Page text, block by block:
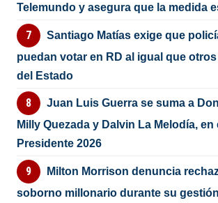
Telemundo y asegura que la medida
Santiago Matías exige que
puedan votar en RD al igual que
del Estado
Juan Luis Guerra se suma a
Milly Quezada y Dalvin La Melodía, en
Presidente 2026
Milton Morrison denuncia
soborno millonario durante su gestión